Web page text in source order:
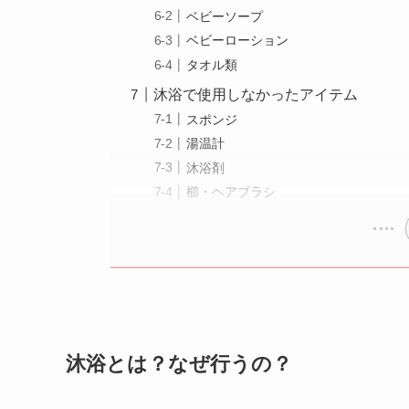
ベビーソープ
ベビーローション
タオル類
沐浴で使用しなかったアイテム
スポンジ
湯温計
沐浴剤
櫛・ヘアブラシ
沐浴とは？なぜ行うの？